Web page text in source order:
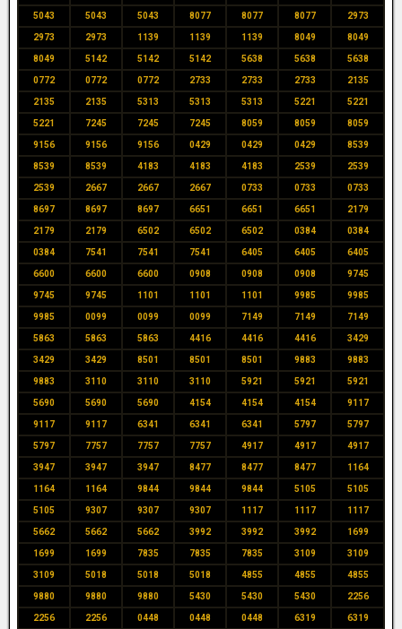
5043 5043 5043 8077 8077 8077 2973
2973 2973 1139 1139 1139 8049 8049
8049 5142 5142 5142 5638 5638 5638
0772 0772 0772 2733 2733 2733 2135
2135 2135 5313 5313 5313 5221 5221
5221 7245 7245 7245 8059 8059 8059
9156 9156 9156 0429 0429 0429 8539
8539 8539 4183 4183 4183 2539 2539
2539 2667 2667 2667 0733 0733 0733
8697 8697 8697 6651 6651 6651 2179
2179 2179 6502 6502 6502 0384 0384
0384 7541 7541 7541 6405 6405 6405
6600 6600 6600 0908 0908 0908 9745
9745 9745 1101 1101 1101 9985 9985
9985 0099 0099 0099 7149 7149 7149
5863 5863 5863 4416 4416 4416 3429
3429 3429 8501 8501 8501 9883 9883
9883 3110 3110 3110 5921 5921 5921
5690 5690 5690 4154 4154 4154 9117
9117 9117 6341 6341 6341 5797 5797
5797 7757 7757 7757 4917 4917 4917
3947 3947 3947 8477 8477 8477 1164
1164 1164 9844 9844 9844 5105 5105
5105 9307 9307 9307 1117 1117 1117
5662 5662 5662 3992 3992 3992 1699
1699 1699 7835 7835 7835 3109 3109
3109 5018 5018 5018 4855 4855 4855
9880 9880 9880 5430 5430 5430 2256
2256 2256 0448 0448 0448 6319 6319